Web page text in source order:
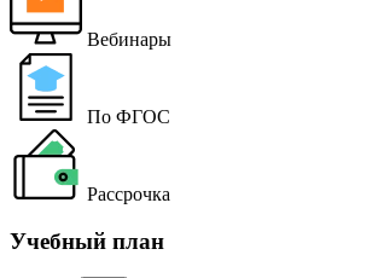
Вебинары
По ФГОС
Рассрочка
Учебный план